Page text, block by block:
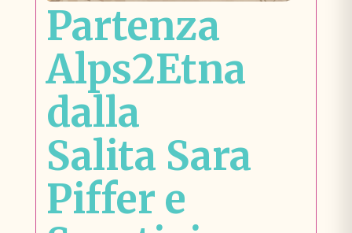
Partenza
Alps2Etna
dalla
Salita Sara
Piffer e